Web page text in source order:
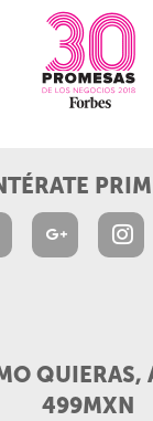
QUIERAS,
499MXN